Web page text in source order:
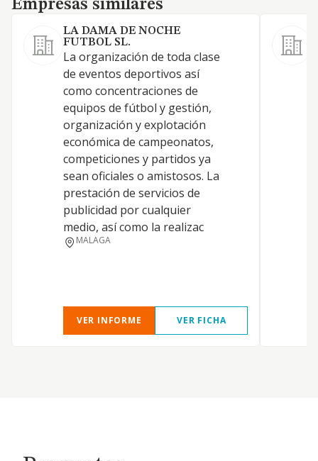
Empresas similares
LA DAMA DE NOCHE
FUTBOL SL.
La organización de toda clase
de eventos deportivos así
como concentraciones de
equipos de fútbol y gestión,
organización y explotación
económica de campeonatos,
competiciones y partidos ya
sean oficiales o amistosos. La
prestación de servicios de
publicidad por cualquier
medio, así como la realizac
MALAGA
VER INFORME VER FICHA